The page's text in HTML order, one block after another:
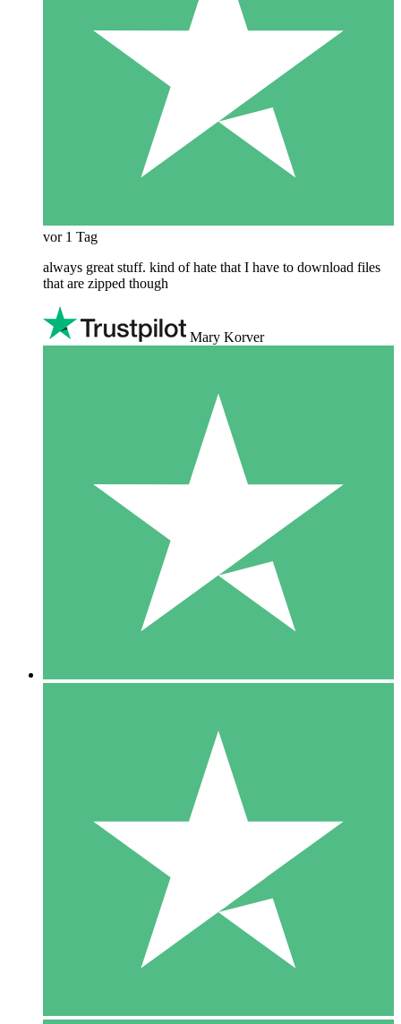
vor 1 Tag
always great stuff. kind of hate that I have to download files
that are zipped though
Mary Korver